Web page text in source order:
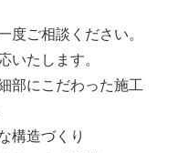
度ご相談ください。
いたします。
部にこだわった施工
構造づくり